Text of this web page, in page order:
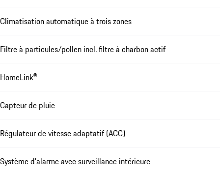
Climatisation automatique à trois zones
Filtre à particules/pollen incl. filtre à charbon actif
HomeLink®
Capteur de pluie
Régulateur de vitesse adaptatif (ACC)
Système d'alarme avec surveillance intérieure